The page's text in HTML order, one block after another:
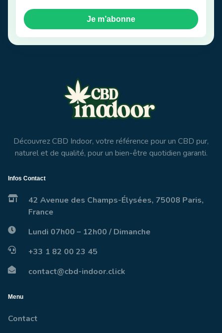
Je m’abonne
Découvrez CBD Indoor, votre référence pour un CBD pur,
naturel et de qualité, pour un bien-être quotidien garanti.
Infos Contact
42 Avenue des Champs-Élysées, 75008 Paris,
France
Lundi 07h00 – 12h00 / Dimanche
+33 1 82 00 23 45
contact@cbd-indoor.click
Menu
Contact